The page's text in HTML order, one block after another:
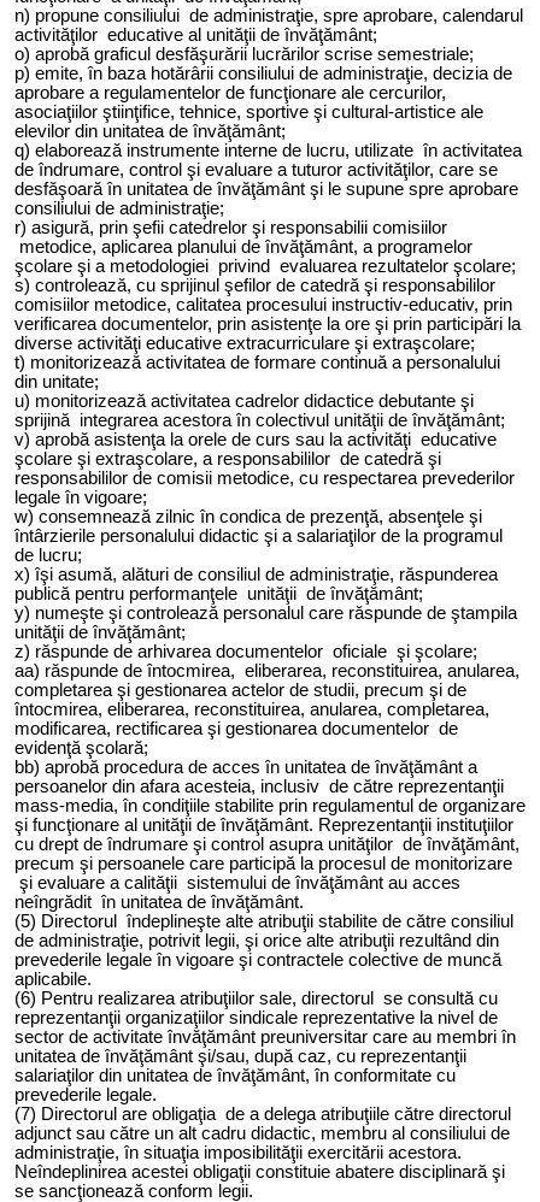
n) propune consiliului de administraţie, spre aprobare, calendarul
activităţilor educative al unităţii de învăţământ;
o) aprobă graficul desfăşurării lucrărilor scrise semestriale;
p) emite, în baza hotărârii consiliului de administraţie, decizia de
aprobare a regulamentelor de funcţionare ale cercurilor,
asociaţiilor ştiinţifice, tehnice, sportive şi cultural-artistice ale
elevilor din unitatea de învăţământ;
q) elaborează instrumente interne de lucru, utilizate în activitatea
de îndrumare, control şi evaluare a tuturor activităţilor, care se
desfăşoară în unitatea de învăţământ şi le supune spre aprobare
consiliului de administraţie;
r) asigură, prin şefii catedrelor şi responsabilii comisiilor
metodice, aplicarea planului de învăţământ, a programelor
şcolare şi a metodologiei privind evaluarea rezultatelor şcolare;
s) controlează, cu sprijinul şefilor de catedră şi responsabililor
comisiilor metodice, calitatea procesului instructiv-educativ, prin
verificarea documentelor, prin asistenţe la ore şi prin participări la
diverse activităţi educative extracurriculare şi extraşcolare;
t) monitorizează activitatea de formare continuă a personalului
din unitate;
u) monitorizează activitatea cadrelor didactice debutante şi
sprijină integrarea acestora în colectivul unităţii de învăţământ;
v) aprobă asistenţa la orele de curs sau la activităţi educative
şcolare şi extraşcolare, a responsabililor de catedră şi
responsabililor de comisii metodice, cu respectarea prevederilor
legale în vigoare;
w) consemnează zilnic în condica de prezenţă, absenţele şi
întârzierile personalului didactic şi a salariaţilor de la programul
de lucru;
x) îşi asumă, alături de consiliul de administraţie, răspunderea
publică pentru performanţele unităţii de învăţământ;
y) numeşte şi controlează personalul care răspunde de ştampila
unităţii de învăţământ;
z) răspunde de arhivarea documentelor oficiale şi şcolare;
aa) răspunde de întocmirea, eliberarea, reconstituirea, anularea,
completarea şi gestionarea actelor de studii, precum şi de
întocmirea, eliberarea, reconstituirea, anularea, completarea,
modificarea, rectificarea şi gestionarea documentelor de
evidenţă şcolară;
bb) aprobă procedura de acces în unitatea de învăţământ a
persoanelor din afara acesteia, inclusiv de către reprezentanţii
mass-media, în condiţiile stabilite prin regulamentul de organizare
şi funcţionare al unităţii de învăţământ. Reprezentanţii instituţiilor
cu drept de îndrumare şi control asupra unităţilor de învăţământ,
precum şi persoanele care participă la procesul de monitorizare
şi evaluare a calităţii sistemului de învăţământ au acces
neîngrădit în unitatea de învăţământ.
(5) Directorul îndeplineşte alte atribuţii stabilite de către consiliul
de administraţie, potrivit legii, şi orice alte atribuţii rezultând din
prevederile legale în vigoare şi contractele colective de muncă
aplicabile.
(6) Pentru realizarea atribuţiilor sale, directorul se consultă cu
reprezentanţii organizaţiilor sindicale reprezentative la nivel de
sector de activitate învăţământ preuniversitar care au membri în
unitatea de învăţământ şi/sau, după caz, cu reprezentanţii
salariaţilor din unitatea de învăţământ, în conformitate cu
prevederile legale.
(7) Directorul are obligaţia de a delega atribuţiile către directorul
adjunct sau către un alt cadru didactic, membru al consiliului de
administraţie, în situaţia imposibilităţii exercitării acestora.
Neîndeplinirea acestei obligaţii constituie abatere disciplinară şi
se sancţionează conform legii.